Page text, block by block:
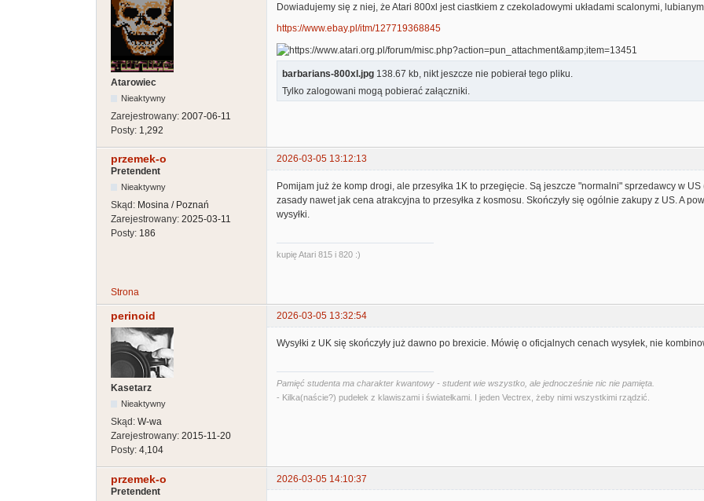
Atarowiec
Nieaktywny
Zarejestrowany: 2007-06-11
Posty: 1,292
Dowiadujemy się z niej, że Atari 800xl jest ciastkiem z czekoladowymi układami scalonymi,
https://www.ebay.pl/itm/127719368845
barbarians-800xl.jpg 138.67 kb, nikt jeszcze nie pobierał tego pliku.
Tylko zalogowani mogą pobierać załączniki.
przemek-o
2026-03-05 13:12:13
Pretendent
Nieaktywny
Skąd: Mosina / Poznań
Zarejestrowany: 2025-03-11
Posty: 186
Pomijam już że komp drogi, ale przesyłka 1K to przegięcie. Są jeszcze "normalni" sprzedawcy w
zasady nawet jak cena atrakcyjna to przesyłka z kosmosu. Skończyły się ogólnie zakupy z US. A
wysyłki.
kupię Atari 815 i 820 :)
Strona
perinoid 2026-03-05 13:32:54
Kasetarz
Nieaktywny
Skąd: W-wa
Zarejestrowany: 2015-11-20
Posty: 4,104
Wysyłki z UK się skończyły już dawno po brexicie. Mówię o oficjalnych cenach wysyłek, nie
Pamięć studenta ma charakter kwantowy - student wie wszystko, ale jednocześnie nic nie pamięta.
- Kilka(naście?) pudełek z klawiszami i światełkami. I jeden Vectrex, żeby nimi wszystkimi rządzić.
przemek-o
2026-03-05 14:10:37
Pretendent